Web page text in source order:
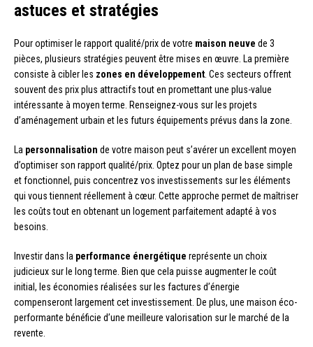
astuces et stratégies
Pour optimiser le rapport qualité/prix de votre maison neuve de 3
pièces, plusieurs stratégies peuvent être mises en œuvre. La première
consiste à cibler les zones en développement. Ces secteurs offrent
souvent des prix plus attractifs tout en promettant une plus-value
intéressante à moyen terme. Renseignez-vous sur les projets
d’aménagement urbain et les futurs équipements prévus dans la zone.
La personnalisation de votre maison peut s’avérer un excellent moyen
d’optimiser son rapport qualité/prix. Optez pour un plan de base simple
et fonctionnel, puis concentrez vos investissements sur les éléments
qui vous tiennent réellement à cœur. Cette approche permet de maîtriser
les coûts tout en obtenant un logement parfaitement adapté à vos
besoins.
Investir dans la performance énergétique représente un choix
judicieux sur le long terme. Bien que cela puisse augmenter le coût
initial, les économies réalisées sur les factures d’énergie
compenseront largement cet investissement. De plus, une maison éco-
performante bénéficie d’une meilleure valorisation sur le marché de la
revente.